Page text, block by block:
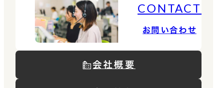
CONTACT
お問い合わせ
会社概要